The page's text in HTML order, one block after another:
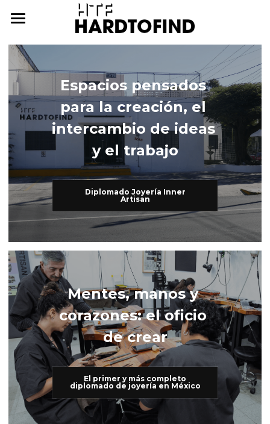
THE WHAT
The What
Inner Artisan
International Workshops
Further Studies
Try Hard
THE WHO
The Who
At Home
Family
Dear Friends
THE WHY
THE HOW
ONLINE CAMPUS
THE ARCHIVE
cursos@htf.org.mx
Espacios pensados
para la creación, el
intercambio de ideas
y el trabajo
Diplomado Joyería Inner
Artisan
Mentes, manos y
corazones: el oficio
de crear
El primer y más completo
diplomado de joyería en México